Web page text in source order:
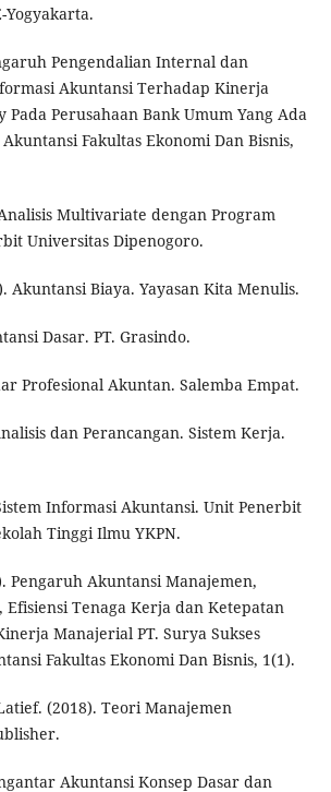
Yogyakarta.
Pengendalian Internal dan
Akuntansi Terhadap Kinerja
Perusahaan Bank Umum Yang Ada
Fakultas Ekonomi Dan Bisnis,
Multivariate dengan Program
Universitas Dipenogoro.
Akuntansi Biaya. Yayasan Kita Menulis.
Dasar. PT. Grasindo.
Profesional Akuntan. Salemba Empat.
dan Perancangan. Sistem Kerja.
Informasi Akuntansi. Unit Penerbit
Tinggi Ilmu YKPN.
Pengaruh Akuntansi Manajemen,
Tenaga Kerja dan Ketepatan
Manajerial PT. Surya Sukses
Fakultas Ekonomi Dan Bisnis, 1(1).
(2018). Teori Manajemen
Akuntansi Konsep Dasar dan